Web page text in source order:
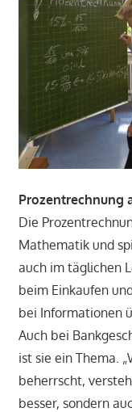
Prozentrechnung
Die
Mathematik und
auch im täglichen
beim Einkaufen
bei Informationen
Auch bei
ist sie ein Thema.
beherrscht,
besser, sondern